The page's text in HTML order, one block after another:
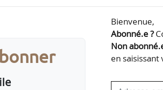
de la loi d’orientation
Il est l’auteur d’une PPL,
un…
Bienvenue,
Abonné.e ?
Non
en